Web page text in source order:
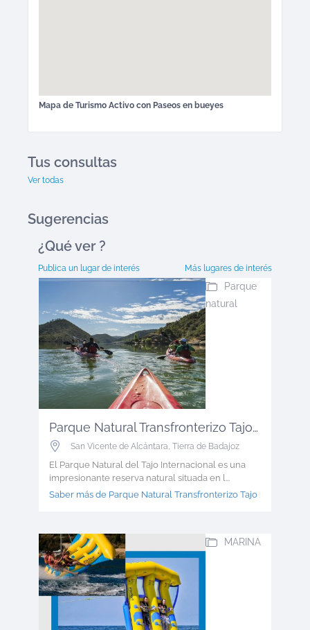
Mapa de Turismo Activo con Paseos en bueyes
Tus consultas
Ver todas
Sugerencias
¿Qué ver ?
Publica un lugar de interés Más lugares de interés
Parque Natural Transfronterizo Tajo ...
San Vicente de Alcántara Tierra de Badajoz
El Parque Natural del Tajo Internacional es una
impresionante reserva natural situada en l...
Parque
natural
Saber más de Parque Natural Transfronterizo Tajo >
MARINA